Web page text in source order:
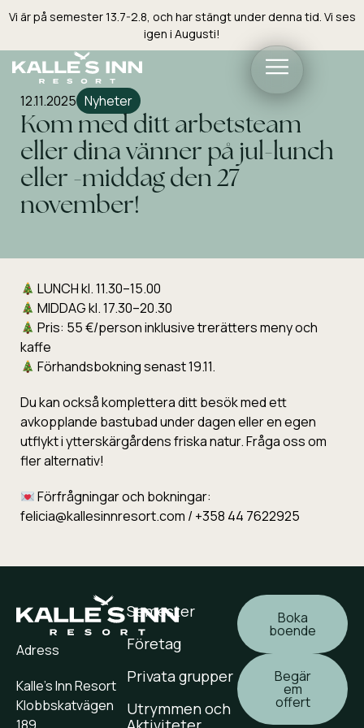
Vi är på semester 13.7-2.8, och har stängt under denna tid. Vi ses
igen i Augusti!
12.11.2025 Nyheter
Kom med ditt arbetsteam
eller dina vänner på jul-lunch
eller -middag den 27
november!
LUNCH kl. 11.30–15.00
MIDDAG kl. 17.30–20.30
Pris: 55 €/person inklusive trerätters meny och
kaffe
Förhandsbokning senast 19.11.
Du kan också komplettera ditt besök med ett
avkopplande bastubad under dagen eller en egen
utflykt i ytterskärgårdens friska natur. Fråga oss om
fler alternativ!
Förfrågningar och bokningar:
felicia@kallesinnresort.com / +358 44 7622925
Adress
Kalle’s Inn Resort
Klobbskatvägen
Semester
Företag
Privata grupper
Utrymmen och
Boka
boende
Begär
em
offert